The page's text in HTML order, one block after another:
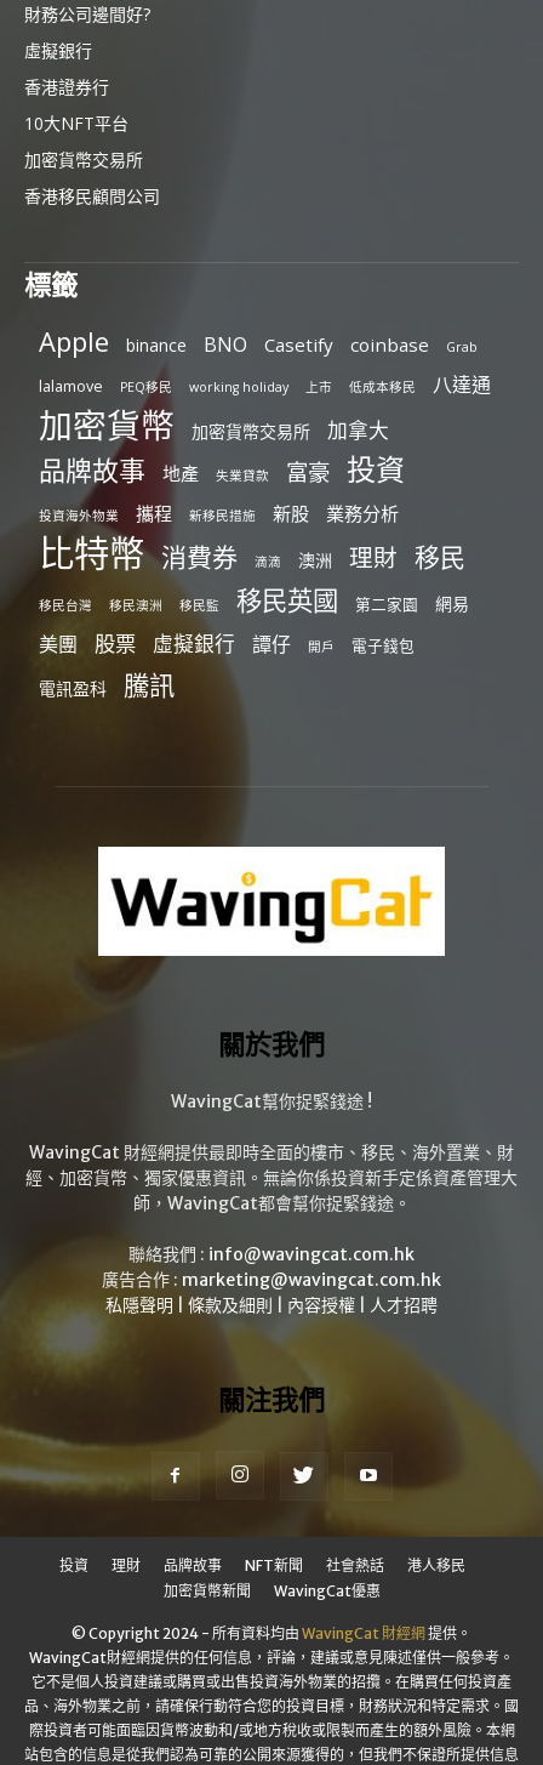
財務公司邊間好?
虛擬銀行
香港證券行
10大NFT平台
加密貨幣交易所
香港移民顧問公司
標籤
Apple binance BNO Casetify coinbase Grab
lalamove PEQ移民 working holiday 上市 低成本移民 八達通
加密貨幣 加密貨幣交易所 加拿大
品牌故事 地產 失業貸款 富豪 投資
投資海外物業 攜程 新移民措施 新股 業務分析
比特幣 消費券 滴滴 澳洲 理財 移民
移民台灣 移民澳洲 移民監 移民英國 第二家園 網易
美團 股票 虛擬銀行 譚仔 開戶 電子錢包
電訊盈科 騰訊
關於我們
WavingCat幫你捉緊錢途 !
WavingCat 財經網提供最即時全面的樓市、移民、海外置業、財
經、加密貨幣、獨家優惠資訊。無論你係投資新手定係資產管理大
師，WavingCat都會幫你捉緊錢途。
聯絡我們 : info@wavingcat.com.hk
廣告合作 : marketing@wavingcat.com.hk
私隱聲明
條款及細則 內容授權 人才招聘
關注我們
投資 理財 品牌故事 NFT新聞 社會熱話
港人移民
加密貨幣新聞
WavingCat優惠
© Copyright 2024 - 所有資料均由 WavingCat 財經網 提供。
WavingCat財經網提供的任何信息，評論，建議或意見陳述僅供一般參考。
它不是個人投資建議或購買或出售投資海外物業的招攬。在購買任何投資產
品、海外物業之前，請確保行動符合您的投資目標，財務狀況和特定需求。國
際投資者可能面臨因貨幣波動和/或地方稅收或限製而產生的額外風險。本網
站包含的信息是從我們認為可靠的公開來源獲得的，但我們不保證所提供信息